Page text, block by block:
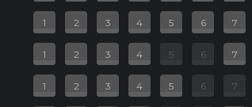
фэнтези
1 2 3 4 5 6 7
1 2 3 4 5 6 7
1 2 3 4 5 6 7